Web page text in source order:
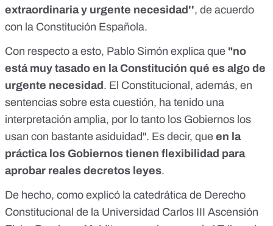
extraordinaria y urgente necesidad'', de acuerdo
con la Constitución Española.
Con respecto a esto, Pablo Simón explica que "no
está muy tasado en la Constitución qué es algo de
urgente necesidad . El Constitucional, además, en
sentencias sobre esta cuestión, ha tenido una
interpretación amplia, por lo tanto los Gobiernos los
usan con bastante asiduidad". Es decir, que en la
práctica los Gobiernos tienen flexibilidad para
aprobar reales decretos leyes.
De hecho, como explicó la catedrática de Derecho
Constitucional de la Universidad Carlos III Ascensión